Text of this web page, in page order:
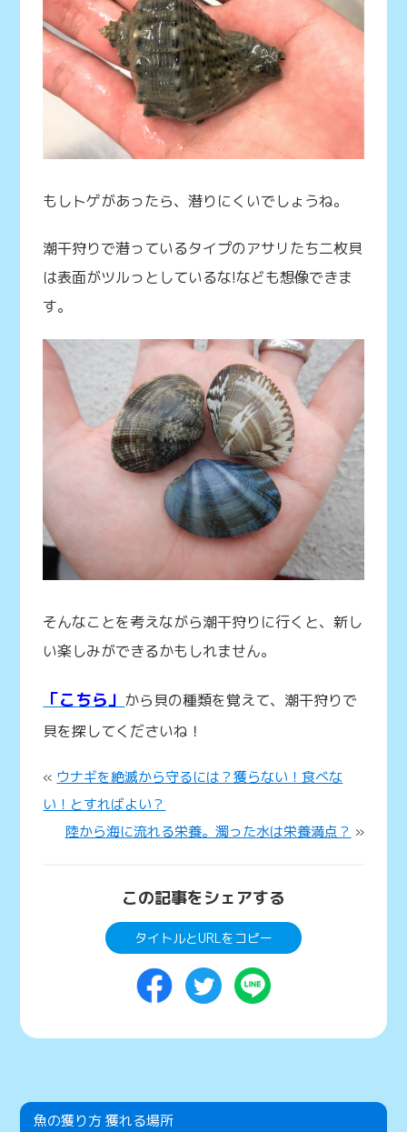
もしトゲがあったら、潜りにくいでしょうね。
潮干狩りで潜っているタイプのアサリたち二枚貝
は表面がツルっとしているな!なども想像できま
す。
そんなことを考えながら潮干狩りに行くと、新し
い楽しみができるかもしれません。
「こちら」 から貝の種類を覚えて、潮干狩りで
貝を探してくださいね！
« ウナギを絶滅から守るには？獲らない！食べな
い！とすればよい？
陸から海に流れる栄養。濁った水は栄養満点？ »
この記事をシェアする
タイトルとURLをコピー
魚の獲り方 獲れる場所